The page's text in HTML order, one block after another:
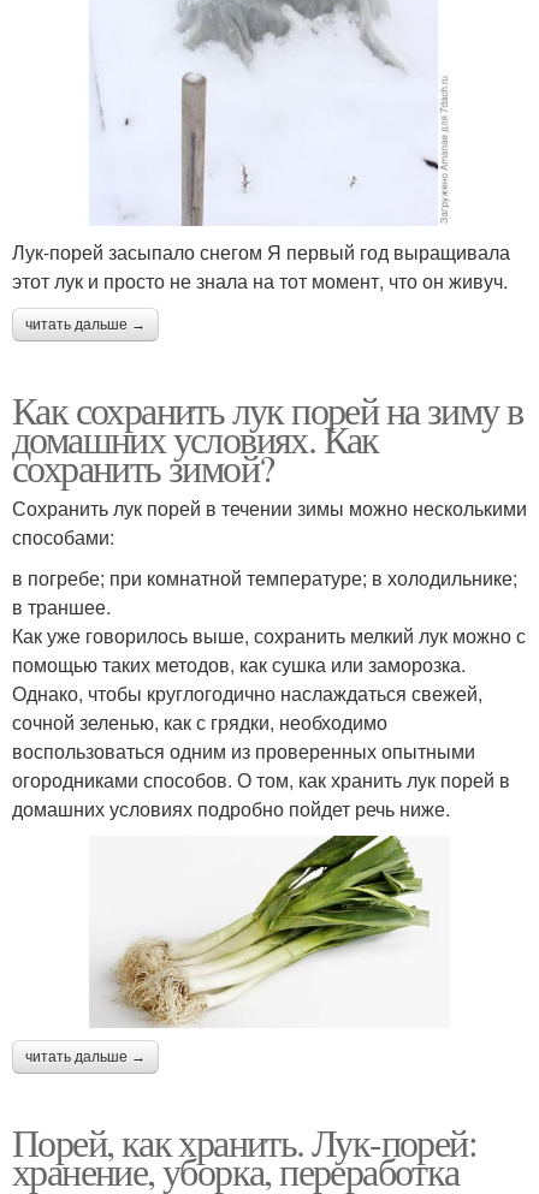
Лук-порей засыпало снегом Я первый год выращивала
этот лук и просто не знала на тот момент, что он живуч.
читать дальше →
Как сохранить лук порей на зиму в
домашних условиях. Как
сохранить зимой?
Сохранить лук порей в течении зимы можно несколькими
способами:
в погребе; при комнатной температуре; в холодильнике;
в траншее.
Как уже говорилось выше, сохранить мелкий лук можно с
помощью таких методов, как сушка или заморозка.
Однако, чтобы круглогодично наслаждаться свежей,
сочной зеленью, как с грядки, необходимо
воспользоваться одним из проверенных опытными
огородниками способов. О том, как хранить лук порей в
домашних условиях подробно пойдет речь ниже.
читать дальше →
Порей, как хранить. Лук-порей:
хранение, уборка, переработка